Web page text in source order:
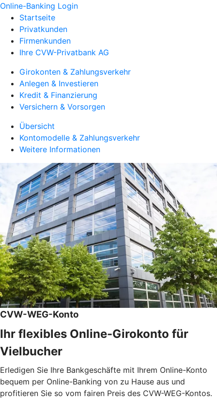
Online-Banking Login
Startseite
Privatkunden
Firmenkunden
Ihre CVW-Privatbank AG
Girokonten & Zahlungsverkehr
Anlegen & Investieren
Kredit & Finanzierung
Versichern & Vorsorgen
Übersicht
Kontomodelle & Zahlungsverkehr
Weitere Informationen
CVW-WEG-Konto
Ihr flexibles Online-Girokonto für
Vielbucher
Erledigen Sie Ihre Bankgeschäfte mit Ihrem Online-Konto
bequem per Online-Banking von zu Hause aus und
profitieren Sie so vom fairen Preis des CVW-WEG-Kontos.